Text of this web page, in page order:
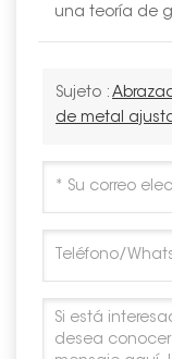
una teoría de
Sujeto :
de metal